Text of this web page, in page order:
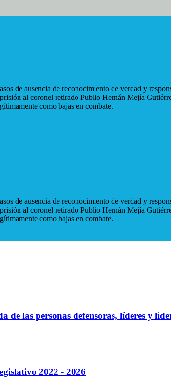
de ausencia de reconocimiento de verdad y
al coronel retirado Publio Hernán Mejía
como bajas en combate.
de ausencia de reconocimiento de verdad y
al coronel retirado Publio Hernán Mejía
como bajas en combate.
de las personas defensoras, líderes y
2022 - 2026